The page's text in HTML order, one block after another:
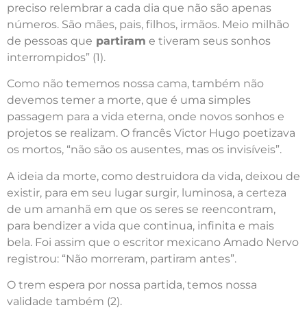
preciso relembrar a cada dia que não são apenas
números. São mães, pais, filhos, irmãos. Meio milhão
de pessoas que partiram e tiveram seus sonhos
interrompidos” (1).
Como não tememos nossa cama, também não
devemos temer a morte, que é uma simples
passagem para a vida eterna, onde novos sonhos e
projetos se realizam. O francês Victor Hugo poetizava
os mortos, “não são os ausentes, mas os invisíveis”.
A ideia da morte, como destruidora da vida, deixou de
existir, para em seu lugar surgir, luminosa, a certeza
de um amanhã em que os seres se reencontram,
para bendizer a vida que continua, infinita e mais
bela. Foi assim que o escritor mexicano Amado Nervo
registrou: “Não morreram, partiram antes”.
O trem espera por nossa partida, temos nossa
validade também (2).